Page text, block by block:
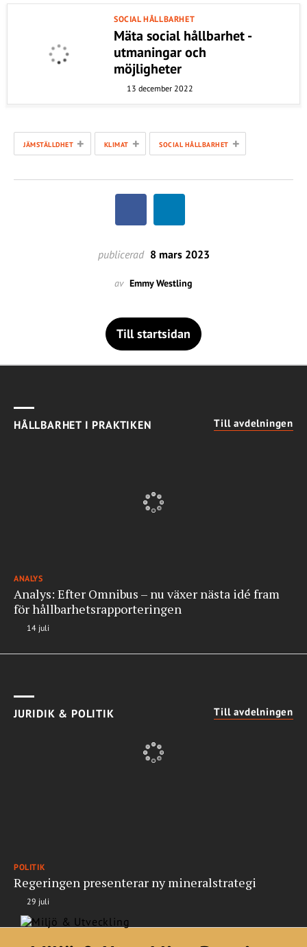
SOCIAL HÅLLBARHET
Mäta social hållbarhet -
utmaningar och
möjligheter
13 december 2022
JÄMSTÄLLDHET + KLIMAT + SOCIAL HÅLLBARHET +
publicerad 8 mars 2023
av Emmy Westling
Till startsidan
HÅLLBARHET I PRAKTIKEN Till avdelningen
ANALYS
Analys: Efter Omnibus – nu växer nästa idé fram
för hållbarhetsrapporteringen
14 juli
JURIDIK & POLITIK Till avdelningen
POLITIK
Regeringen presenterar ny mineralstrategi
29 juli